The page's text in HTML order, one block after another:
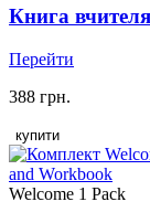
Книга
Перейти
388 грн.
купити
Welcome 1 Pack